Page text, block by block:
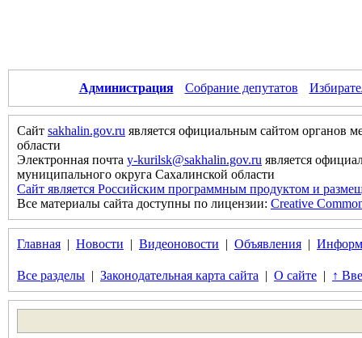
Администрация Собрание депутатов
Сайт sakhalin.gov.ru является официальным сайтом органов
области
Электронная почта y-kurilsk@sakhalin.gov.ru является
муниципального округа Сахалинской области
Сайт является Российским программным продуктом и
Все материалы сайта доступны по лицензии: Creative
Главная | Новости | Видеоновости | Объявления |
Все разделы | Законодательная карта сайта | О сайте | ↑